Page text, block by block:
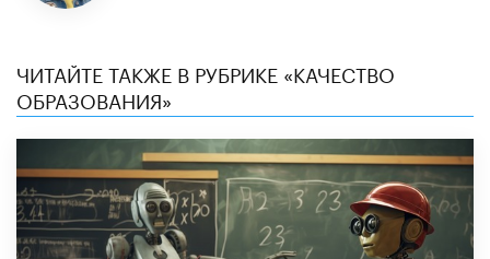
ЧИТАЙТЕ ТАКЖЕ В РУБРИКЕ «КАЧЕСТВО
ОБРАЗОВАНИЯ»